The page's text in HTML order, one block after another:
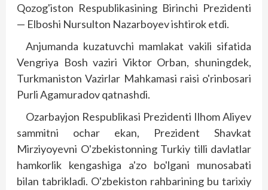
Qozog'iston Respublikasining Birinchi Prezidenti
— Elboshi Nursulton Nazarboyev ishtirok etdi.
Anjumanda kuzatuvchi mamlakat vakili sifatida
Vengriya Bosh vaziri Viktor Orban, shuningdek,
Turk­maniston Vazirlar Mahkamasi rai­si o'rinbosari
Purli Agamuradov qatnashdi.
Ozarbayjon Respublikasi Prezidenti Ilhom Aliyev
sammitni ochar ekan, Prezident Shavkat
Mirziyoyevni O'zbekistonning Turkiy tilli davlatlar
hamkorlik kengashiga a'zo bo'lgani munosabati
bilan tabrikladi. O'zbekiston rahbarining bu tarixiy